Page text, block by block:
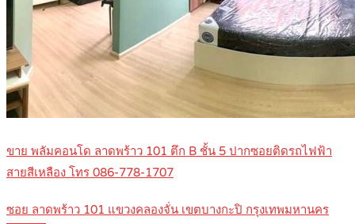
ขาย พลัมคอนโด ลาดพร้าว 101 ตึก B ชั้น 5 ปากซอยติดรถไฟฟ้า
สายสีเหลือง โทร 086-778-1707
ซอย ลาดพร้าว 101 แขวงคลองจั่น เขตบางกะปิ กรุงเทพมหานคร